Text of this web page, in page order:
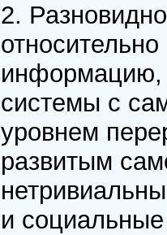
2.
информацию,
системы с
уровнем
развитым
и